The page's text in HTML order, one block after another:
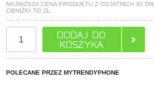
NAJNIŻSZA CENA PRODUKTU Z OSTATNICH 30
OBNIŻKI TO ZŁ
POLECANE PRZEZ MYTRENDYPHONE